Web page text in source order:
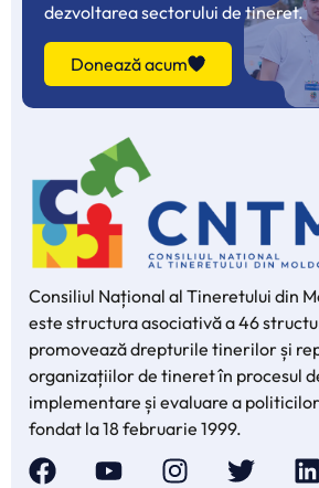
dezvoltarea sectorului de tineret.
Donează acum
Consiliul Național al Tineretului din
este structura asociativă a 46
promovează drepturile tinerilor și
organizațiilor de tineret în procesul
implementare și evaluare a
fondat la 18 februarie 1999.